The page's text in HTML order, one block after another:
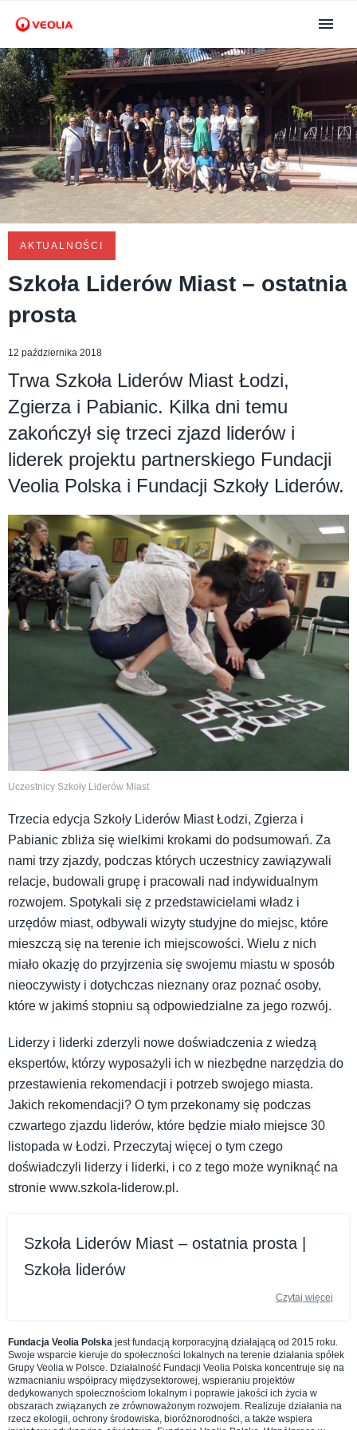
AKTUALNOŚCI
Szkoła Liderów Miast – ostatnia
prosta
12 października 2018
Trwa Szkoła Liderów Miast Łodzi,
Zgierza i Pabianic. Kilka dni temu
zakończył się trzeci zjazd liderów i
liderek projektu partnerskiego Fundacji
Veolia Polska i Fundacji Szkoły Liderów.
Uczestnicy Szkoły Liderów Miast
Trzecia edycja Szkoły Liderów Miast Łodzi, Zgierza i
Pabianic zbliża się wielkimi krokami do podsumowań. Za
nami trzy zjazdy, podczas których uczestnicy zawiązywali
relacje, budowali grupę i pracowali nad indywidualnym
rozwojem. Spotykali się z przedstawicielami władz i
urzędów miast, odbywali wizyty studyjne do miejsc, które
mieszczą się na terenie ich miejscowości. Wielu z nich
miało okazję do przyjrzenia się swojemu miastu w sposób
nieoczywisty i dotychczas nieznany oraz poznać osoby,
które w jakimś stopniu są odpowiedzialne za jego rozwój.
Liderzy i liderki zderzyli nowe doświadczenia z wiedzą
ekspertów, którzy wyposażyli ich w niezbędne narzędzia do
przestawienia rekomendacji i potrzeb swojego miasta.
Jakich rekomendacji? O tym przekonamy się podczas
czwartego zjazdu liderów, które będzie miało miejsce 30
listopada w Łodzi. Przeczytaj więcej o tym czego
doświadczyli liderzy i liderki, i co z tego może wyniknąć na
stronie www.szkola-liderow.pl.
Szkoła Liderów Miast – ostatnia prosta |
Szkoła liderów
Czytaj więcej
Fundacja Veolia Polska jest fundacją korporacyjną działającą od 2015 roku.
Swoje wsparcie kieruje do społeczności lokalnych na terenie działania spółek
Grupy Veolia w Polsce. Działalność Fundacji Veolia Polska koncentruje się na
wzmacnianiu współpracy międzysektorowej, wspieraniu projektów
dedykowanych społecznościom lokalnym i poprawie jakości ich życia w
obszarach związanych ze zrównoważonym rozwojem. Realizuje działania na
rzecz ekologii, ochrony środowiska, bioróżnorodności, a także wspiera